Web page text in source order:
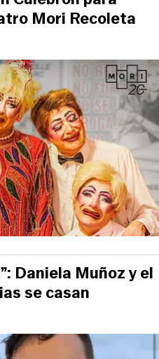
Mori Recoleta
Daniela Muñoz y el
se casan